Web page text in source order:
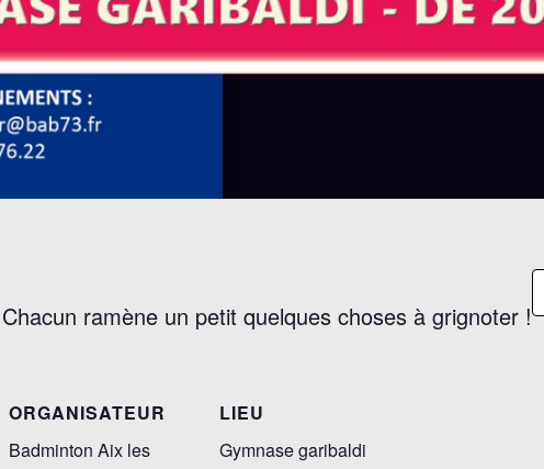
ramène un petit quelques choses à grignoter !
ORGANISATEUR
Badminton Aix les
LIEU
Gymnase garibaldi